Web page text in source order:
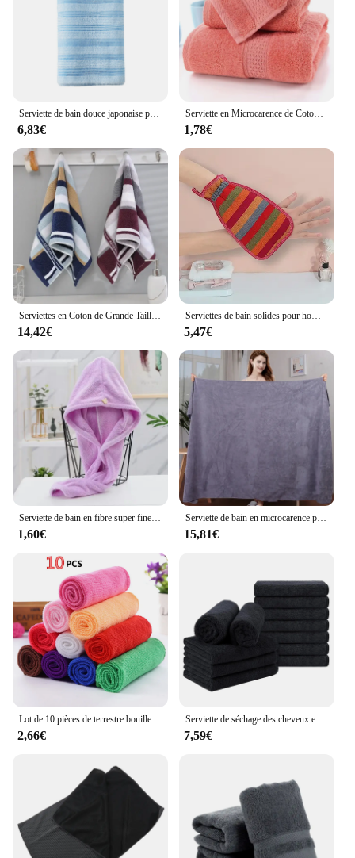
6,83€
Serviette en Microcarence de Coton Pur pour Homme et Femme, Absorbante, Douce, non Pelucheuse, Lavage du Visage, Salle de Bain, Ménage
1,78€
14,42€
Serviettes de bain solides pour hommes et femmes, gants de frottement du dos, boue de frottement du dos et cendres après une forte utilisation, ménage adulte
5,47€
1,60€
Serviette de bain en microcarence pour hommes et femmes, super grande, douce, haute absorption et séchage rapide, serviettes de sport, beauté, hôtel
15,81€
Lot de 10 pièces de terrestre bouillettes en coton pour le visage et le bain, accessoire pratique en fibre douce pour la plage et la maison
2,66€
Serviette de séchage des cheveux en microcarence noire, serviettes à main utilisées pour les invités, salon de coiffure, styliste, hôtel, spa, 5 pièces, 10 pièces
7,59€